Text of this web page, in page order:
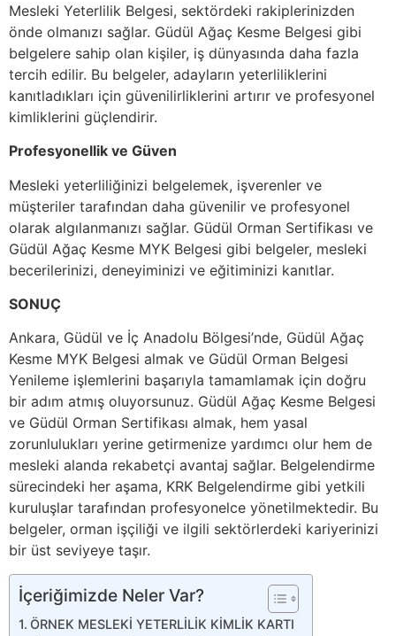
Mesleki Yeterlilik Belgesi, sektördeki rakiplerinizden
önde olmanızı sağlar. Güdül Ağaç Kesme Belgesi gibi
belgelere sahip olan kişiler, iş dünyasında daha fazla
tercih edilir. Bu belgeler, adayların yeterliliklerini
kanıtladıkları için güvenilirliklerini artırır ve profesyonel
kimliklerini güçlendirir.
Profesyonellik ve Güven
Mesleki yeterliliğinizi belgelemek, işverenler ve
müşteriler tarafından daha güvenilir ve profesyonel
olarak algılanmanızı sağlar. Güdül Orman Sertifikası ve
Güdül Ağaç Kesme MYK Belgesi gibi belgeler, mesleki
becerilerinizi, deneyiminizi ve eğitiminizi kanıtlar.
SONUÇ
Ankara, Güdül ve İç Anadolu Bölgesi’nde, Güdül Ağaç
Kesme MYK Belgesi almak ve Güdül Orman Belgesi
Yenileme işlemlerini başarıyla tamamlamak için doğru
bir adım atmış oluyorsunuz. Güdül Ağaç Kesme Belgesi
ve Güdül Orman Sertifikası almak, hem yasal
zorunlulukları yerine getirmenize yardımcı olur hem de
mesleki alanda rekabetçi avantaj sağlar. Belgelendirme
sürecindeki her aşama, KRK Belgelendirme gibi yetkili
kuruluşlar tarafından profesyonelce yönetilmektedir. Bu
belgeler, orman işçiliği ve ilgili sektörlerdeki kariyerinizi
bir üst seviyeye taşır.
İçeriğimizde Neler Var?
ÖRNEK MESLEKİ YETERLİLİK KİMLİK KARTI